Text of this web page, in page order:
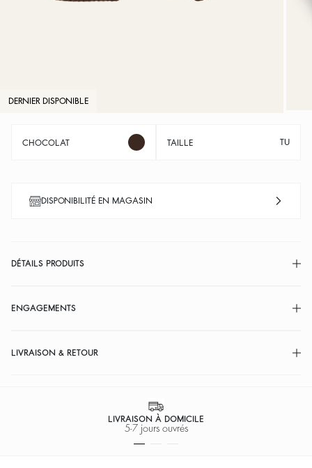
DERNIER DISPONIBLE
CHOCOLAT TAILLE TU
DISPONIBILITÉ EN MAGASIN
DÉTAILS PRODUITS
ENGAGEMENTS
LIVRAISON & RETOUR
LIVRAISON À DOMICILE
5-7 jours ouvrés